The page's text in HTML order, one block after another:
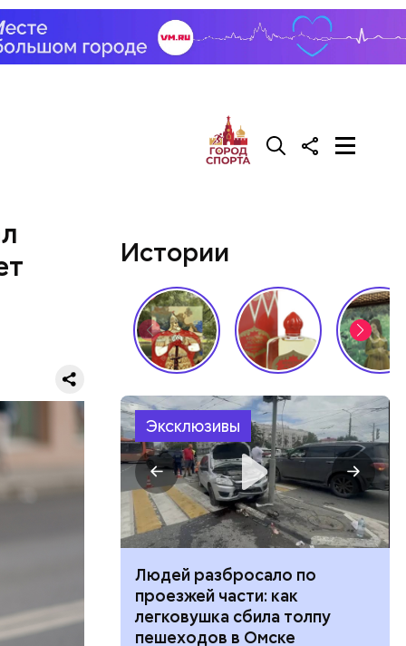
Истории
Эксклюзивы
поможет ли
сбросить
Людей разбросало по
проезжей части: как
легковушка сбила толпу
пешеходов в Омске